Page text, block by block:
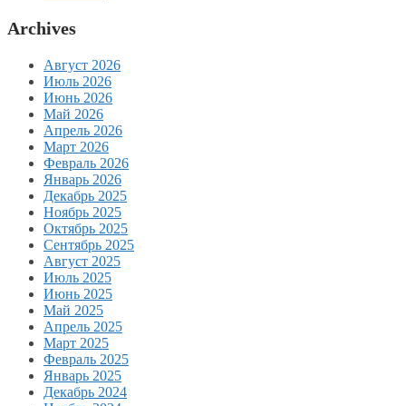
Archives
Август 2026
Июль 2026
Июнь 2026
Май 2026
Апрель 2026
Март 2026
Февраль 2026
Январь 2026
Декабрь 2025
Ноябрь 2025
Октябрь 2025
Сентябрь 2025
Август 2025
Июль 2025
Июнь 2025
Май 2025
Апрель 2025
Март 2025
Февраль 2025
Январь 2025
Декабрь 2024